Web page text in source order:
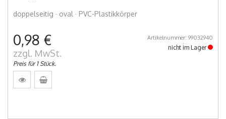
doppelseitig · oval · PVC-Plastikkörper
0,98 €
zzgl. MwSt.
Preis für 1 Stück.
Artikelnummer: 99032940
nicht im Lager